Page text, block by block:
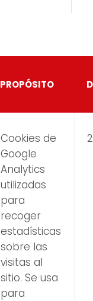
PROPÓSITO
Cookies de
Google
Analytics
utilizadas
para
recoger
estadísticas
sobre las
visitas al
sitio. Se usa
para